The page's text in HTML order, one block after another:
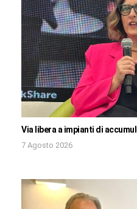
Via libera a impianti di
7 Agosto 2026